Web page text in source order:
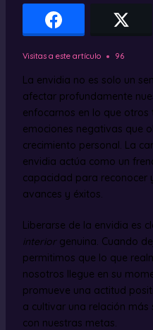
Visitas a este artículo 96
La envidia no es solo un
afectar profundamente
enfocarnos en lo que
emociones negativas que
crecimiento personal. La
envidia actúa como un
capacidad para reconocer
avances y éxitos.
Liberarse de la envidia es
interiorgenuina. Cuando
permitimos que lo que
nosotros llegue en su
promueve una actitud
a cultivar una relación
con nuestras metas.